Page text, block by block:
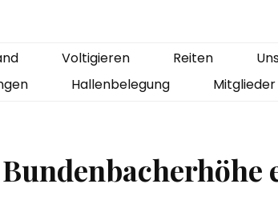
Voltigieren Reiten
Hallenbelegung Mitglieder